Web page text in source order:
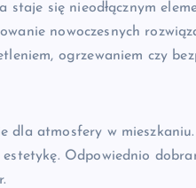
staje się nieodłącznym
nowoczesnych
ogrzewaniem czy
dla atmosfery w
Odpowiednio